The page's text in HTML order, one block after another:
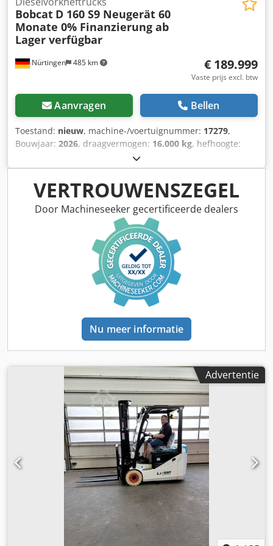
Nürtingen 485 km
Bobcat D 160 S9 Neugerät 60
Monate 0% Finanzierung ab
Lager verfügbar
€ 189.999
Vaste prijs excl. btw
Aanvragen Bellen
Toestand: nieuw, machine-/voertuignummer: 17279,
Bouwjaar: 2026, draagvermogen: 16.000 kg, hefhoogte:
1.480 mm
600 mm, brandstoftype:diesel, masttype:triplex,
bouwhoogte:3.030 mm, vorklengte: 2.400 mm ,
voorbandmaat: 12.00-20 100%, achterbandmaat: 12.00-20
100%, totaalgewicht:19.300 kg, Uitrusting:cabine,
5218640 Dcedjzp T Auopfx Ab Esk Serienummer: FDC0H-
VERTROUWENSZEGEL
Door Machineseeker gecertificeerde dealers
Nu meer informatie
Advertentie